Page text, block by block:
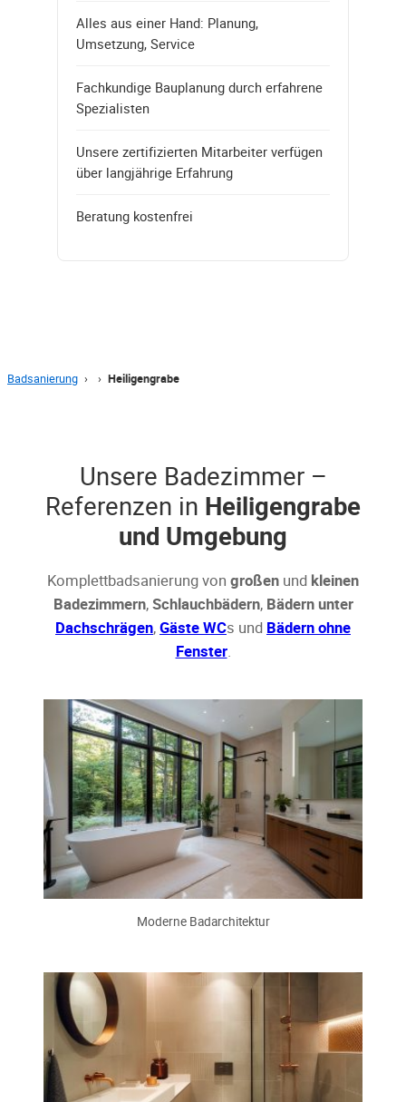
Alles aus einer Hand: Planung,
Umsetzung, Service
Fachkundige Bauplanung durch erfahrene
Spezialisten
Unsere zertifizierten Mitarbeiter verfügen
über langjährige Erfahrung
Beratung kostenfrei
Badsanierung › › Heiligengrabe
Unsere Badezimmer –
Referenzen in Heiligengrabe
und Umgebung
Komplettbadsanierung von großen und kleinen
Badezimmern,Schlauchbädern, Bädern unter
Dachschrägen,Gäste WCs und Bädern ohne
Fenster.
Moderne Badarchitektur